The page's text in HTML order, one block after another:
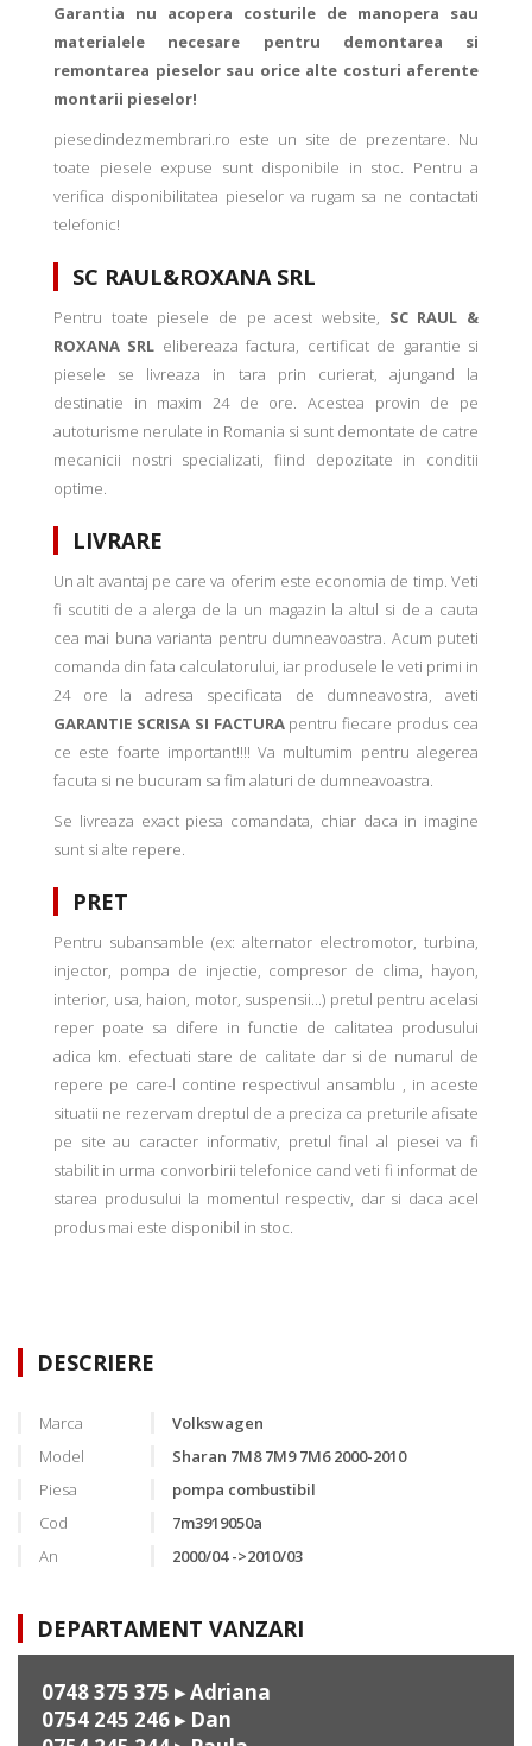
Garantia nu acopera costurile de manopera sau
materialele necesare pentru demontarea si
remontarea pieselor sau orice alte costuri aferente
montarii pieselor!
piesedindezmembrari.ro este un site de prezentare. Nu
toate piesele expuse sunt disponibile in stoc. Pentru a
verifica disponibilitatea pieselor va rugam sa ne contactati
telefonic!
SC RAUL&ROXANA SRL
Pentru toate piesele de pe acest website, SC RAUL &
ROXANA SRL elibereaza factura, certificat de garantie si
piesele se livreaza in tara prin curierat, ajungand la
destinatie in maxim 24 de ore. Acestea provin de pe
autoturisme nerulate in Romania si sunt demontate de catre
mecanicii nostri specializati, fiind depozitate in conditii
optime.
LIVRARE
Un alt avantaj pe care va oferim este economia de timp. Veti
fi scutiti de a alerga de la un magazin la altul si de a cauta
cea mai buna varianta pentru dumneavoastra. Acum puteti
comanda din fata calculatorului, iar produsele le veti primi in
24 ore la adresa specificata de dumneavostra, aveti
GARANTIE SCRISA SI FACTURApentru fiecare produs cea
ce este foarte important!!!! Va multumim pentru alegerea
facuta si ne bucuram sa fim alaturi de dumneavoastra.
Se livreaza exact piesa comandata, chiar daca in imagine
sunt si alte repere.
PRET
Pentru subansamble (ex: alternator electromotor, turbina,
injector, pompa de injectie, compresor de clima, hayon,
interior, usa, haion, motor, suspensii...) pretul pentru acelasi
reper poate sa difere in functie de calitatea produsului
adica km. efectuati stare de calitate dar si de numarul de
repere pe care-l contine respectivul ansamblu , in aceste
situatii ne rezervam dreptul de a preciza ca preturile afisate
pe site au caracter informativ, pretul final al piesei va fi
stabilit in urma convorbirii telefonice cand veti fi informat de
starea produsului la momentul respectiv, dar si daca acel
produs mai este disponibil in stoc.
DESCRIERE
Marca
Volkswagen
Model
Sharan 7M8 7M9 7M6 2000-2010
Piesa
pompa combustibil
Cod
7m3919050a
An
2000/04 ->2010/03
DEPARTAMENT VANZARI
0748 375 375 ▸ Adriana
0754 245 246▸ Dan